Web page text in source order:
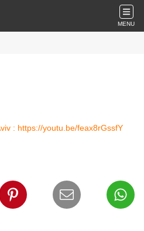
MENU
: https://youtu.be/feax8rGssfY